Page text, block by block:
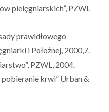
pielęgniarskich”, PZWL
prawidłowego
i Położnej, 2000,7.
PZWL, 2004.
krwi” Urban &